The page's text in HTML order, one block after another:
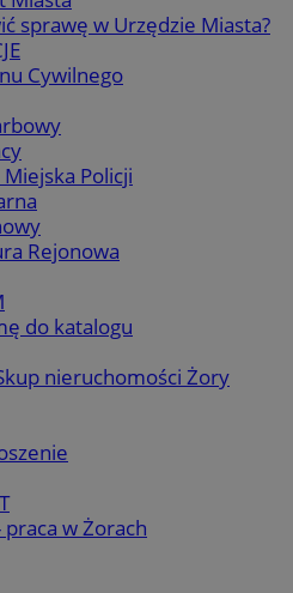
sprawę w Urzędzie Miasta?
Cywilnego
Policji
Rejonowa
do katalogu
nieruchomości Żory
praca w Żorach